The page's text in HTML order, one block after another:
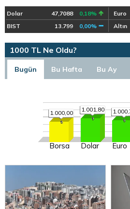
Dolar 47,7088 0,18% Euro
BIST
13.799 0,00% Altın
1000 TL Ne Oldu?
Bugün Bu Hafta Bu Ay
1.000,00
Borsa
1.001,80
Dolar Euro